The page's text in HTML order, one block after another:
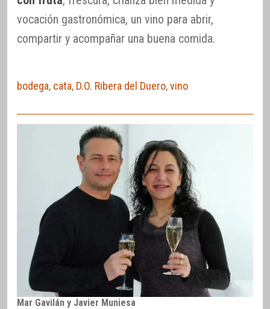
vocación gastronómica, un vino para abrir,
compartir y acompañar una buena comida.
bodega, cata, D.O. Ribera del Duero,vino
Mar Gavilán y Javier Muniesa